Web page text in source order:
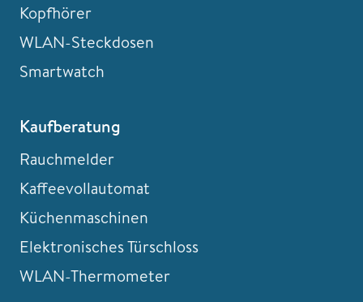
Kopfhörer
WLAN-Steckdosen
Smartwatch
Kaufberatung
Rauchmelder
Kaffeevollautomat
Küchenmaschinen
Elektronisches Türschloss
WLAN-Thermometer